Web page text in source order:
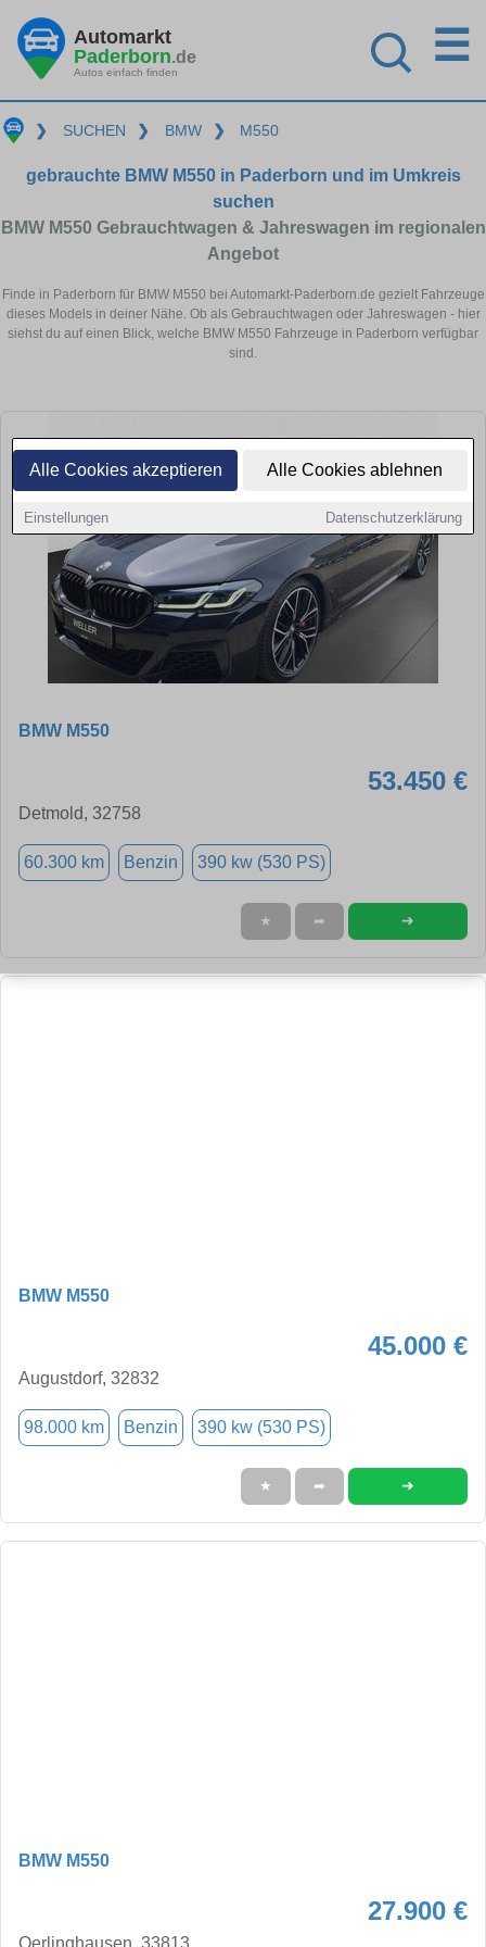
Alle Cookies akzeptieren Alle Cookies ablehnen
Einstellungen Datenschutzerklärung
Automarkt
Paderborn.de
Autos einfach finden
☰
❯ SUCHEN ❯ BMW ❯ M550
gebrauchte BMW M550 in Paderborn und im Umkreis
suchen
BMW M550 Gebrauchtwagen & Jahreswagen im regionalen
Angebot
Finde in Paderborn für BMW M550 bei Automarkt-Paderborn.de gezielt Fahrzeuge
dieses Models in deiner Nähe. Ob als Gebrauchtwagen oder Jahreswagen - hier
siehst du auf einen Blick, welche BMW M550 Fahrzeuge in Paderborn verfügbar
sind.
BMW M550
53.450 €
Detmold, 32758
60.300 km Benzin 390 kw (530 PS)
★ ➦ ➜
BMW M550
45.000 €
Augustdorf, 32832
98.000 km Benzin 390 kw (530 PS)
★ ➦ ➜
BMW M550
27.900 €
Oerlinghausen, 33813